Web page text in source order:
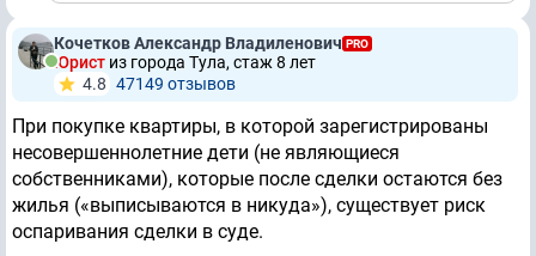
Кочетков Александр Владиленович PRO
Юрист из города Тула, стаж 8 лет
4.8 47149 отзывов
При покупке квартиры, в которой зарегистрированы
несовершеннолетние дети (не являющиеся
собственниками), которые после сделки остаются без
жилья («выписываются в никуда»), существует риск
оспаривания сделки в суде.